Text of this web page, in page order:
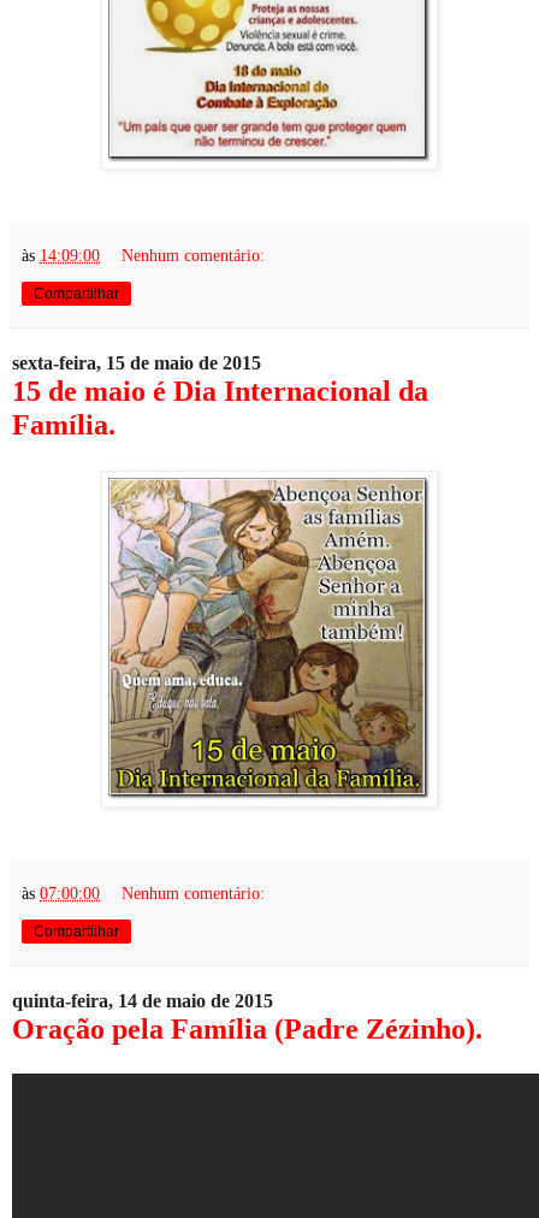
às 14:09:00 Nenhum comentário:
Compartilhar
sexta-feira, 15 de maio de 2015
15 de maio é Dia Internacional da
Família.
às 07:00:00 Nenhum comentário:
Compartilhar
quinta-feira, 14 de maio de 2015
Oração pela Família (Padre Zézinho).